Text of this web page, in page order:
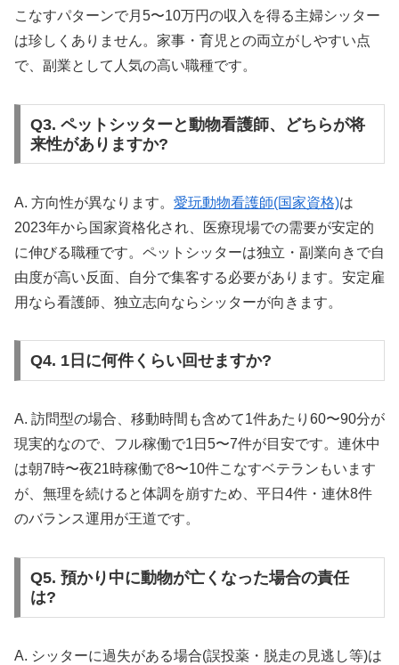
こなすパターンで月5〜10万円の収入を得る主婦シッター
は珍しくありません。家事・育児との両立がしやすい点
で、副業として人気の高い職種です。
Q3. ペットシッターと動物看護師、どちらが将
来性がありますか?
A. 方向性が異なります。 愛玩動物看護師(国家資格)は
2023年から国家資格化され、医療現場での需要が安定的
に伸びる職種です。ペットシッターは独立・副業向きで自
由度が高い反面、自分で集客する必要があります。安定雇
用なら看護師、独立志向ならシッターが向きます。
Q4. 1日に何件くらい回せますか?
A. 訪問型の場合、移動時間も含めて1件あたり60〜90分が
現実的なので、フル稼働で1日5〜7件が目安です。連休中
は朝7時〜夜21時稼働で8〜10件こなすベテランもいます
が、無理を続けると体調を崩すため、平日4件・連休8件
のバランス運用が王道です。
Q5. 預かり中に動物が亡くなった場合の責任
は?
A. シッターに過失がある場合(誤投薬・脱走の見逃し等)は